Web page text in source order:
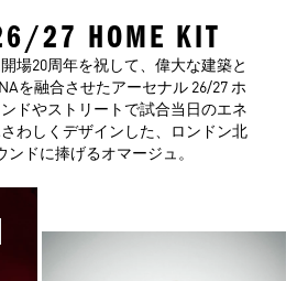
27 HOME KIT
場20周年を祝して、偉大な建築と
を融合させたアーセナル 26/27 ホ
ドやストリートで試合当日のエネ
わしくデザインした、ロンドン北
ンドに捧げるオマージュ。